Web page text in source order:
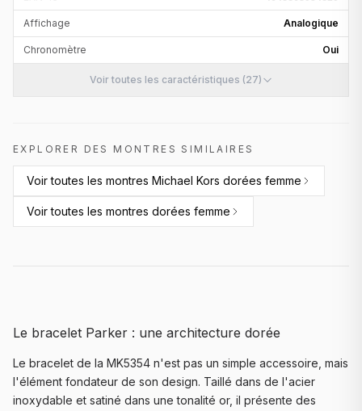
Affichage Analogique
Chronomètre Oui
Voir toutes les caractéristiques (27)
EXPLORER DES MONTRES SIMILAIRES
Voir toutes les montres Michael Kors dorées femme
Voir toutes les montres dorées femme
Le bracelet Parker : une architecture dorée
Le bracelet de la MK5354 n'est pas un simple accessoire, mais
l'élément fondateur de son design. Taillé dans de l'acier
inoxydable et satiné dans une tonalité or, il présente des